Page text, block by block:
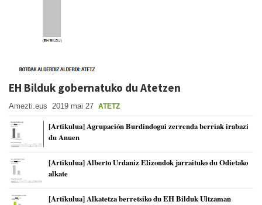
EH Bilduk gobernatuko du Atetzen
Amezti.eus 2019 mai 27 ATETZ
[Artikulua] Agrupación Burdindogui zerrenda berriak irabazi
du Anuen
[Artikulua] Alberto Urdaniz Elizondok jarraituko du Odietako
alkate
[Artikulua] Alkatetza berretsiko du EH Bilduk Ultzaman